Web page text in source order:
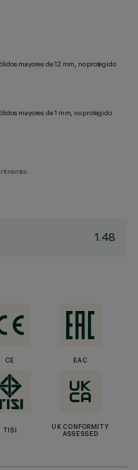
mayores de 12 mm, no protegido
mayores de 1 mm, no protegido
1.48
CE EAC
TISI
UK CONFORMITY
ASSESSED